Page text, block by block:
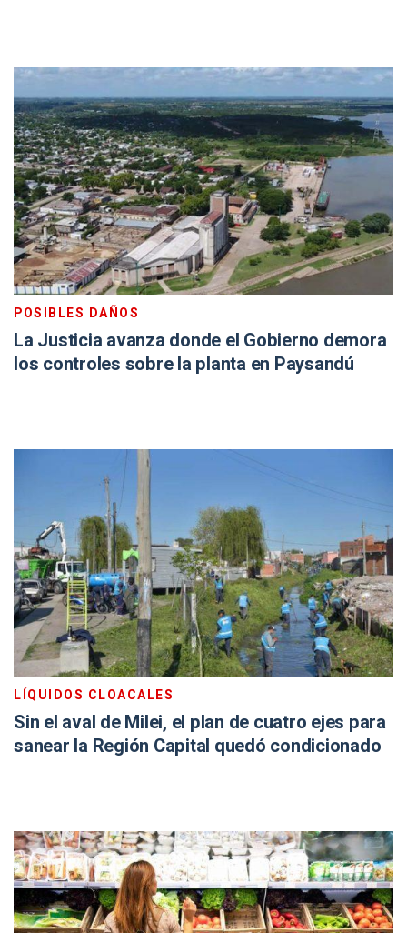
POSIBLES DAÑOS
La Justicia avanza donde el Gobierno demora
los controles sobre la planta en Paysandú
LÍQUIDOS CLOACALES
Sin el aval de Milei, el plan de cuatro ejes para
sanear la Región Capital quedó condicionado